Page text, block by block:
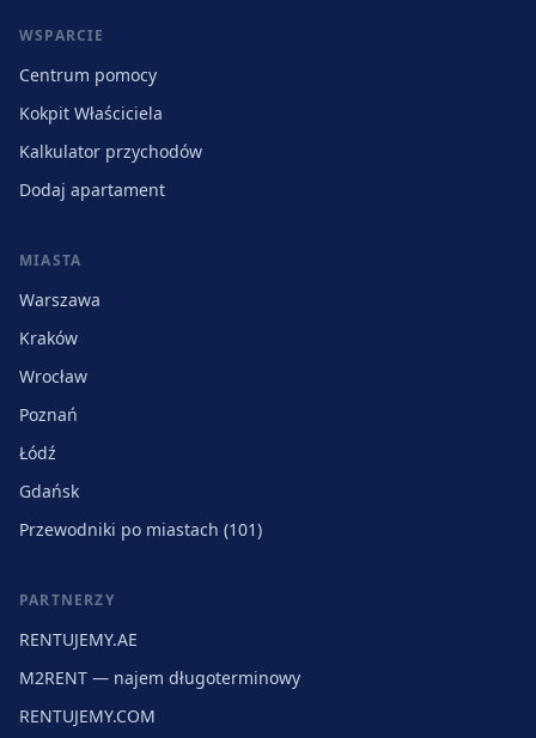
WSPARCIE
Centrum pomocy
Kokpit Właściciela
Kalkulator przychodów
Dodaj apartament
MIASTA
Warszawa
Kraków
Wrocław
Poznań
Łódź
Gdańsk
Przewodniki po miastach (101)
PARTNERZY
RENTUJEMY.AE
M2RENT — najem długoterminowy
RENTUJEMY.COM